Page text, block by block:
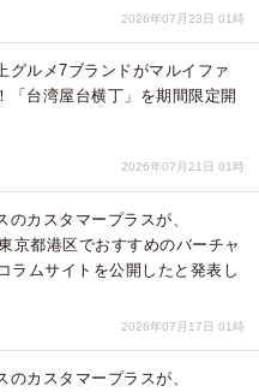
2026年07月23日 01時
グルメ7ブランドがマルイファ
「台湾屋台横丁」を期間限定開
2026年07月21日 01時
のカスタマープラスが、
京都港区でおすすめのバーチャ
ラムサイトを公開したと発表し
2026年07月17日 01時
のカスタマープラスが、